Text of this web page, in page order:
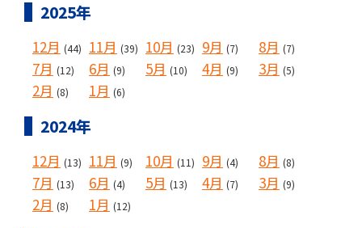
2025年
12月 (44) 11月 (39) 10月 (23) 9月 (7) 8月 (7)
7月 (12) 6月 (9) 5月 (10) 4月 (9) 3月 (5)
2月 (8) 1月 (6)
2024年
12月 (13) 11月 (9) 10月 (11) 9月 (4) 8月 (8)
7月 (13) 6月 (4) 5月 (13) 4月 (7) 3月 (9)
2月 (8) 1月 (12)